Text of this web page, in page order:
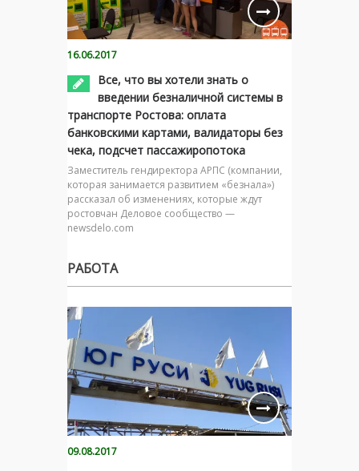
16.06.2017
Все, что вы хотели знать о
введении безналичной системы в
транспорте Ростова: оплата
банковскими картами, валидаторы без
чека, подсчет пассажиропотока
Заместитель гендиректора АРПС (компании,
которая занимается развитием «безнала»)
рассказал об изменениях, которые ждут
ростовчан Деловое сообщество —
newsdelo.com
РАБОТА
09.08.2017